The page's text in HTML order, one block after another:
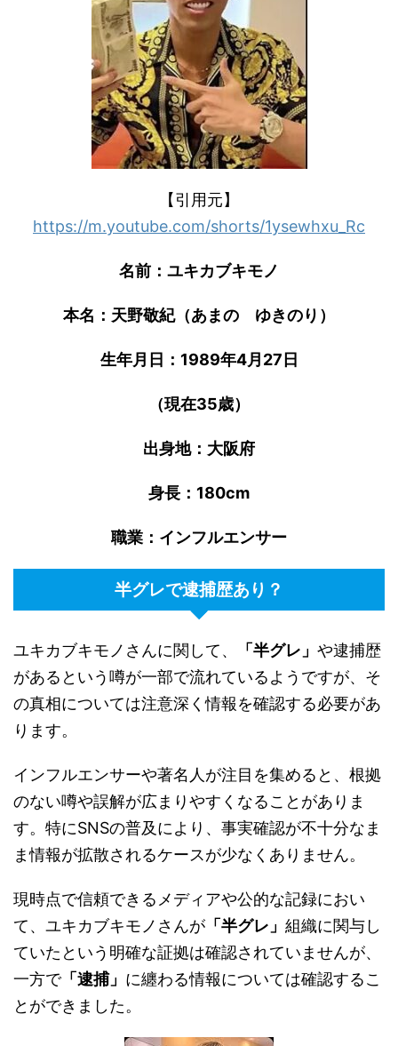
【引用元】
https://m.youtube.com/shorts/1ysewhxu_Rc
名前：ユキカブキモノ
本名：天野敬紀（あまの ゆきのり）
生年月日：1989年4月27日
（現在35歳）
出身地：大阪府
身長：180cm
職業：インフルエンサー
半グレで逮捕歴あり？
ユキカブキモノさんに関して、 「半グレ」 や逮捕歴
があるという噂が一部で流れているようですが、そ
の真相については注意深く情報を確認する必要があ
ります。
インフルエンサーや著名人が注目を集めると、根拠
のない噂や誤解が広まりやすくなることがありま
す。特にSNSの普及により、事実確認が不十分なま
ま情報が拡散されるケースが少なくありません。
現時点で信頼できるメディアや公的な記録におい
て、ユキカブキモノさんが 「半グレ」 組織に関与し
ていたという明確な証拠は確認されていませんが、
一方で「逮捕」 に纏わる情報については確認するこ
とができました。